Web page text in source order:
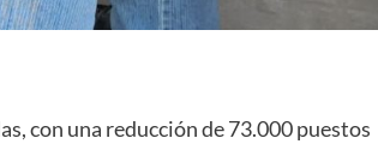
con una reducción de 73.000 puestos